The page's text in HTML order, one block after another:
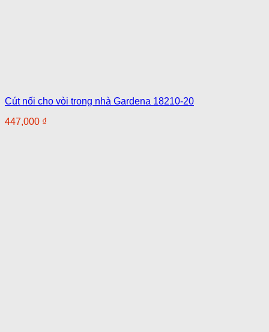
Cút nối cho vòi trong nhà Gardena 18210-20
447,000 ₫